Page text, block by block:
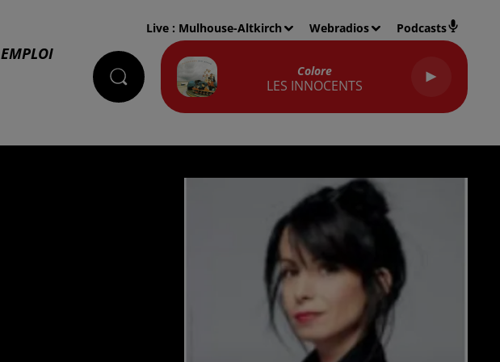
EMPLOI
Live : Mulhouse-Altkirch Webradios Podcasts
Colore
LES INNOCENTS